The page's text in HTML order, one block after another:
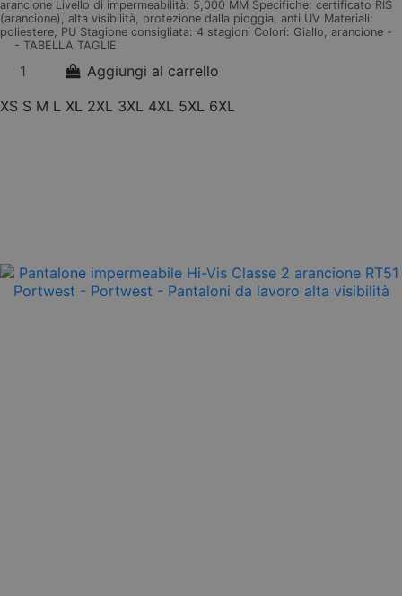
arancione Livello di impermeabilità: 5,000 MM Specifiche: certificato RIS
(arancione), alta visibilità, protezione dalla pioggia, anti UV Materiali:
poliestere, PU Stagione consigliata: 4 stagioni Colori: Giallo, arancione -
- TABELLA TAGLIE
Aggiungi al carrello
XS S M L XL 2XL 3XL 4XL 5XL 6XL